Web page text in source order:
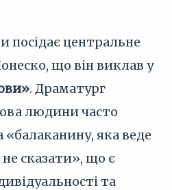
центральне
що він виклав у
. Драматург
людини часто
яка веде
сказати», що є
та